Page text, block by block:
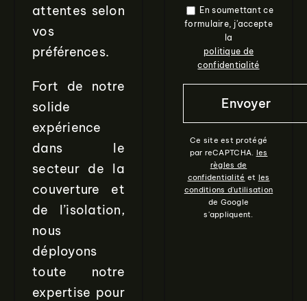
attentes selon
vos
préférences.
Fort de notre
solide
expérience
dans le
secteur de la
couverture et
de l’isolation,
nous
déployons
toute notre
expertise pour
En soumettant ce
formulaire, j'accepte
la
politique de
confidentialité
Ce site est protégé
par reCAPTCHA. les
règles de
confidentialité et les
conditions d'utilisation
de Google
s'appliquent.